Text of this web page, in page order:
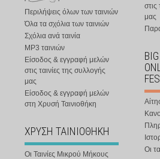
Περιλήψεις όλων των ταινιών
Όλα τα σχόλια των ταινιών
Σχόλια ανά ταινία
MP3 ταινιών
Είσοδος & εγγραφή μελών
στις ταινίες της συλλογής
μας
Είσοδος & εγγραφή μελών
στη Χρυσή Ταινιοθήκη
ΧΡΥΣΗ ΤΑΙΝΙΟΘΗΚΗ
Οι Ταινίες Μικρού Μήκους
στις
μας
Οι